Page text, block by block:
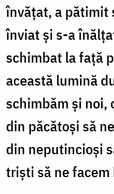
învăţat, a pătimit
înviat şi s-a
schimbat la faţă
această lumină
schimbăm şi noi,
din păcătoşi să
din neputincioşi
trişti să ne facem